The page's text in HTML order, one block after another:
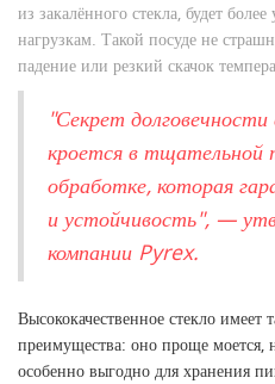
из закалённого стекла, будет
нагрузкам. Такой посуде не
падение или резкий скачок
"Секрет
кроется в тщательной
обработке, которая
и устойчивость", —
компании Pyrex.
Высококачественное стекло
преимущества: оно проще моется,
особенно выгодно для хранения